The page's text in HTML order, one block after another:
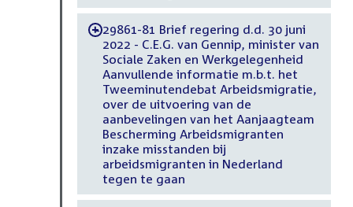
-29861-81 Brief regering d.d. 30 juni
2022 - C.E.G. van Gennip, minister van
Sociale Zaken en Werkgelegenheid
Aanvullende informatie m.b.t. het
Tweeminutendebat Arbeidsmigratie,
over de uitvoering van de
aanbevelingen van het Aanjaagteam
Bescherming Arbeidsmigranten
inzake misstanden bij
arbeidsmigranten in Nederland
tegen te gaan